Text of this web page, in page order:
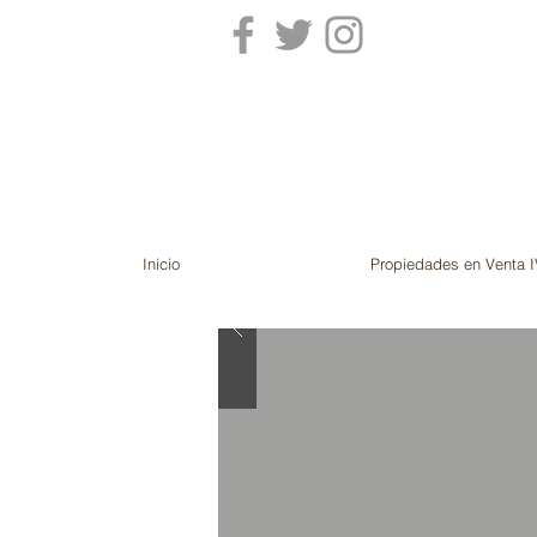
Inicio Propiedades en Venta